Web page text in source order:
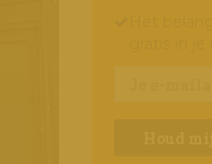
Het
gratis in
Houd